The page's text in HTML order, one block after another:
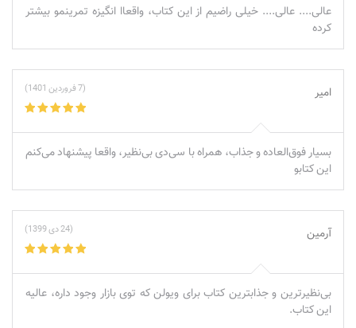
عالی.... عالی.... خیلی راضیم از این کتاب، واقعاا انگیزه تمرینمو بیشتر
کرده
امیر (7 فروردین 1401)
بسیار فوق‌العاده و جذاب، همراه با سی‌دی بی‌نظیر، واقعا پیشنهاد می‌کنم
این کتابو
آرمین (24 دی 1399)
بی‌نظیرترین و جذابترین کتاب برای ویولن که توی بازار وجود داره، عالیه
این کتاب.